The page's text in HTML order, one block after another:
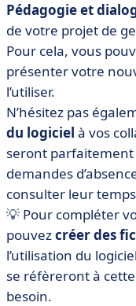
Pédagogie et
de votre projet de
Pour cela, vous
présenter votre
l’utiliser.
N’hésitez pas
du logiciel à vos
seront
demandes
consulter leur
💡 Pour compléter
pouvezcréer des
l’utilisation du
se réfèreront à
besoin.